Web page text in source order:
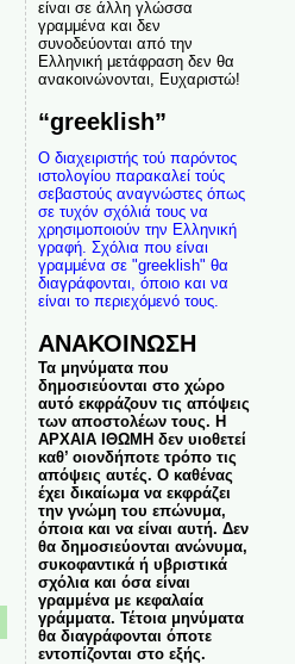
είναι σε άλλη γλώσσα
γραμμένα και δεν
συνοδεύονται από την
Ελληνική μετάφραση δεν θα
ανακοινώνονται, Ευχαριστώ!
“greeklish”
Ο διαχειριστής τού παρόντος
ιστολογίου παρακαλεί τούς
σεβαστούς αναγνώστες όπως
σε τυχόν σχόλιά τους να
χρησιμοποιούν την Ελληνική
γραφή. Σχόλια που είναι
γραμμένα σε "greeklish" θα
διαγράφονται, όποιο και να
είναι το περιεχόμενό τους.
ΑΝΑΚΟΙΝΩΣΗ
Τα μηνύματα που
δημοσιεύονται στο χώρο
αυτό εκφράζουν τις απόψεις
των αποστολέων τους. Η
ΑΡΧΑΙΑ ΙΘΩΜΗ δεν υιοθετεί
καθ’ οιονδήποτε τρόπο τις
απόψεις αυτές. Ο καθένας
έχει δικαίωμα να εκφράζει
την γνώμη του επώνυμα,
όποια και να είναι αυτή. Δεν
θα δημοσιεύονται ανώνυμα,
συκοφαντικά ή υβριστικά
σχόλια και όσα είναι
γραμμένα με κεφαλαία
γράμματα. Τέτοια μηνύματα
θα διαγράφονται όποτε
εντοπίζονται στο εξής.